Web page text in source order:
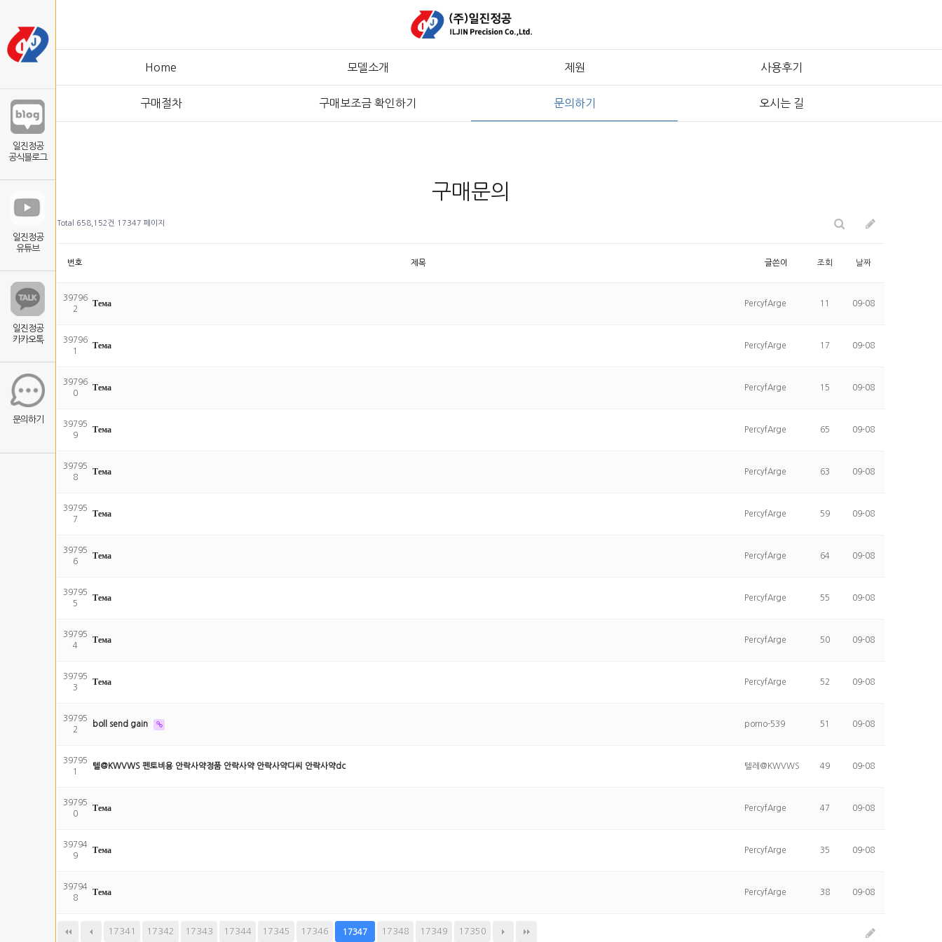
Home 모델소개 제원 사용후기
구매절차 구매보조금 확인하기 문의하기 오시는 길
구매문의
Total 658,152건 17347 페이지
번호 제목 글쓴이 조회 날짜
39796
2
Тема PercyfArge 11 09-08
39796
1
Тема PercyfArge 17 09-08
39796
0
Тема PercyfArge 15 09-08
39795
9
Тема PercyfArge 65 09-08
39795
8
Тема PercyfArge 63 09-08
39795
7
Тема PercyfArge 59 09-08
39795
6
Тема PercyfArge 64 09-08
39795
5
Тема PercyfArge 55 09-08
39795
4
Тема PercyfArge 50 09-08
39795
3
Тема PercyfArge 52 09-08
39795
2
boll send gain porno-539 51 09-08
39795
1
텔@KWVWS 펜토비용 안락사약정품 안락사약 안락사약디씨 안락사약dc 텔레@KWVWS 49 09-08
39795
0
Тема PercyfArge 47 09-08
39794
9
Тема PercyfArge 35 09-08
39794
8
Тема PercyfArge 38 09-08
17341 17342 17343 17344 17345 17346 17347 17348 17349 17350
다음 맨끝
일진정공
공식블로그
일진정공
유튜브
일진정공
카카오톡
문의하기